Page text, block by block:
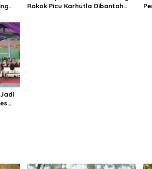
Rokok Picu Karhutla Dibantah
Jadi